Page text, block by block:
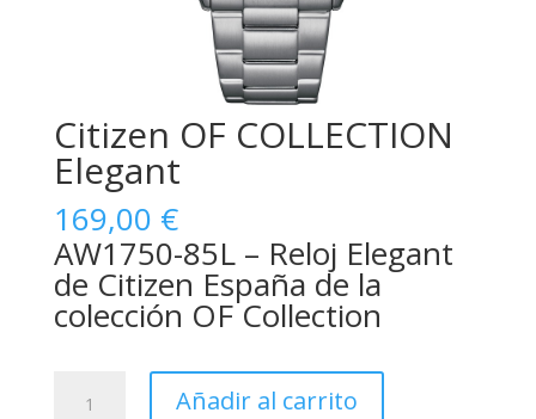
Citizen OF COLLECTION
Elegant
169,00 €
AW1750-85L – Reloj Elegant
de Citizen España de la
colección OF Collection
Añadir al carrito